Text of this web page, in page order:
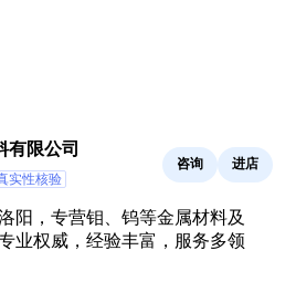
有限公司
实性核验
咨询 进店
阳，专营钼、钨等金属材料及
业权威，经验丰富，服务多领